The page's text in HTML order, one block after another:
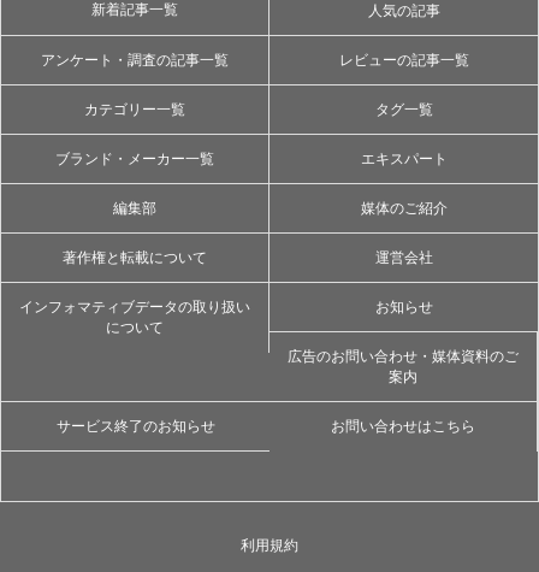
新着記事一覧 人気の記事
アンケート・調査の記事一覧 レビューの記事一覧
カテゴリー一覧 タグ一覧
ブランド・メーカー一覧 エキスパート
編集部 媒体のご紹介
著作権と転載について 運営会社
インフォマティブデータの取り扱い
について
お知らせ
広告のお問い合わせ・媒体資料のご
案内
サービス終了のお知らせ お問い合わせはこちら
利用規約